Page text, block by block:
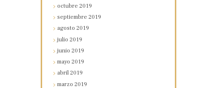
octubre2019
septiembre2019
agosto2019
julio2019
junio2019
mayo2019
abril2019
marzo2019